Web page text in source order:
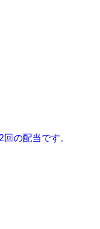
の配当です。